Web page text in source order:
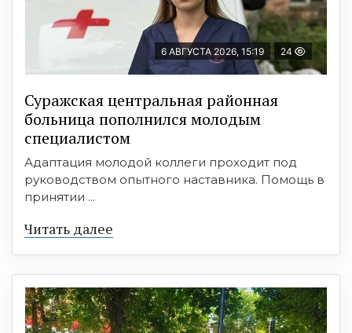
6 АВГУСТА 2026, 15:19 24
Суражская центральная районная
больница пополнился молодым
специалистом
Адаптация молодой коллеги проходит под
руководством опытного наставника. Помощь в
принятии ...
Читать далее